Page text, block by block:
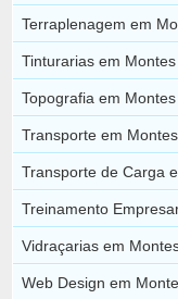
Terraplenagem em
Tinturarias em
Topografia em
Transporte em
Transporte de Carga
Treinamento
Vidraçarias em
Web Design em